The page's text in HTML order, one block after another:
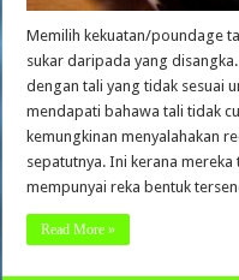
Memilih kekuatan/poundage
sukar daripada yang
dengan tali yang tidak sesuai
mendapati bahawa tali tidak
kemungkinan menyalahakan
sepatutnya. Ini kerana
mempunyai reka bentuk
Read More »